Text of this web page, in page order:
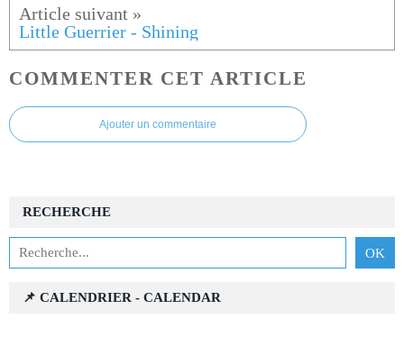
Little Guerrier - Shining
COMMENTER CET ARTICLE
Ajouter un commentaire
RECHERCHE
📌 CALENDRIER - CALENDAR